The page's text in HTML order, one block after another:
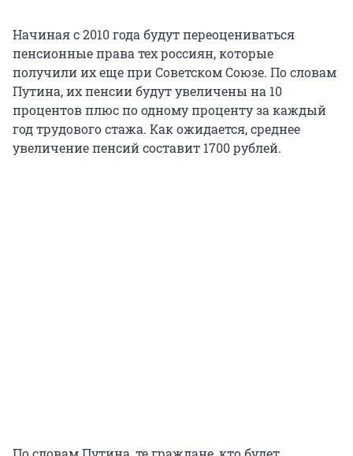
Начиная с 2010 года будут переоцениваться
пенсионные права тех россиян, которые
получили их еще при Советском Союзе. По словам
Путина, их пенсии будут увеличены на 10
процентов плюс по одному проценту за каждый
год трудового стажа. Как ожидается, среднее
увеличение пенсий составит 1700 рублей.